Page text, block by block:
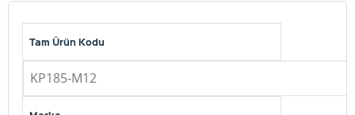
Tam Ürün Kodu
KP185-M12